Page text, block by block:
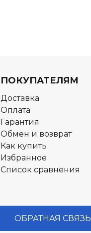
ПОКУПАТЕЛЯМ
Доставка
Оплата
Гарантия
Обмен и возврат
Как купить
Избранное
Список сравнения
ОБРАТНАЯ СВЯЗЬ